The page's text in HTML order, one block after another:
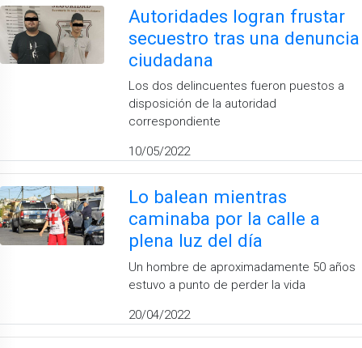
Autoridades logran frustar
secuestro tras una denuncia
ciudadana
Los dos delincuentes fueron puestos a
disposición de la autoridad
correspondiente
10/05/2022
Lo balean mientras
caminaba por la calle a
plena luz del día
Un hombre de aproximadamente 50 años
estuvo a punto de perder la vida
20/04/2022